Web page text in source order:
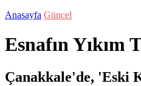
Anasayfa Güncel
Esnafın Yıkım
Çanakkale'de, 'Eski